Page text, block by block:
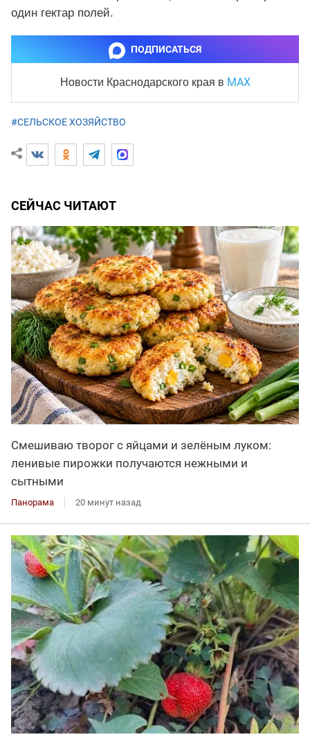
один гектар полей.
ПОДПИСАТЬСЯ
Новости Краснодарского края в MAX
#СЕЛЬСКОЕ ХОЗЯЙСТВО
СЕЙЧАС ЧИТАЮТ
Смешиваю творог с яйцами и зелёным луком:
ленивые пирожки получаются нежными и
сытными
Панорама 20 минут назад